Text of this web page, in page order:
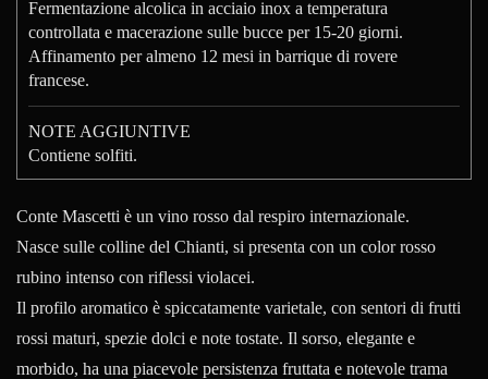
Fermentazione alcolica in acciaio inox a temperatura
controllata e macerazione sulle bucce per 15-20 giorni.
Affinamento per almeno 12 mesi in barrique di rovere
francese.
NOTE AGGIUNTIVE
Contiene solfiti.
Conte Mascetti è un vino rosso dal respiro internazionale.
Nasce sulle colline del Chianti, si presenta con un color rosso
rubino intenso con riflessi violacei.
Il profilo aromatico è spiccatamente varietale, con sentori di frutti
rossi maturi, spezie dolci e note tostate. Il sorso, elegante e
morbido, ha una piacevole persistenza fruttata e notevole trama